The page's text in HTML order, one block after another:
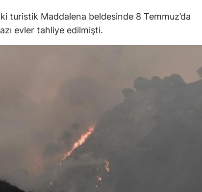
turistik Maddalena beldesinde 8 Temmuz’da
evler tahliye edilmişti.